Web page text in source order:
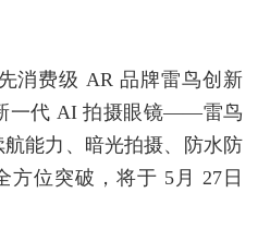
消费级 AR 品牌雷鸟创新
新一代 AI 拍摄眼镜——雷鸟
能力、暗光拍摄、防水防
方位突破，将于 5月 27日